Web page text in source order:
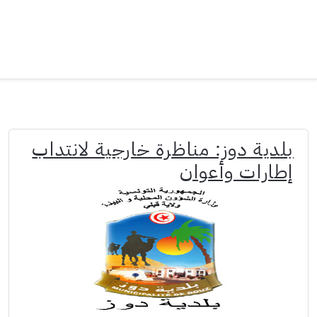
بلدية دوز: مناظرة خارجية لانتداب
إطارات وأعوان